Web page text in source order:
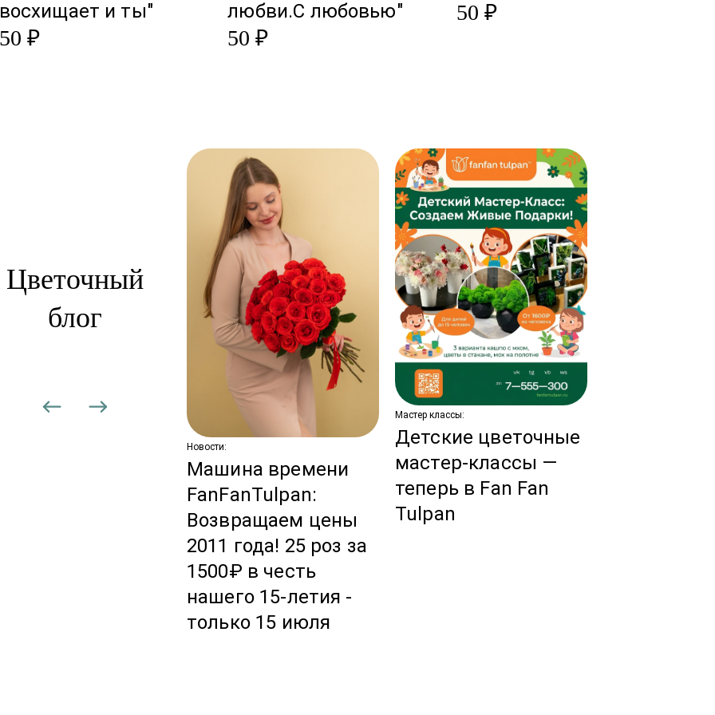
и ты"
₽
любви.С любовью"
50 ₽
50 ₽
цветы,
Новости:
Машина времени
FanFanTulpan:
Возвращаем цены
2011 года! 25 роз за
1500₽ в честь
нашего 15-летия -
только 15 июля
Мастер классы:
Детские цветочные
мастер-классы —
теперь в Fan Fan
Tulpan
Цветочный
блог